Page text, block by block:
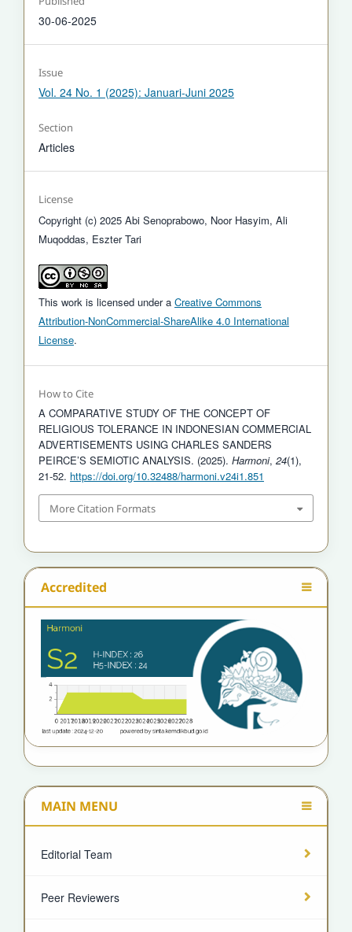
30-06-2025
Issue
Vol. 24 No. 1 (2025): Januari-Juni 2025
Section
Articles
License
Copyright (c) 2025 Abi Senoprabowo, Noor Hasyim, Ali
Muqoddas, Eszter Tari
This work is licensed under a Creative Commons
Attribution-NonCommercial-ShareAlike 4.0 International
License.
How to Cite
A COMPARATIVE STUDY OF THE CONCEPT OF
RELIGIOUS TOLERANCE IN INDONESIAN COMMERCIAL
ADVERTISEMENTS USING CHARLES SANDERS
PEIRCE’S SEMIOTIC ANALYSIS. (2025). Harmoni, 24(1),
21-52. https://doi.org/10.32488/harmoni.v24i1.851
More Citation Formats
Accredited
MAIN MENU
Editorial Team
Peer Reviewers